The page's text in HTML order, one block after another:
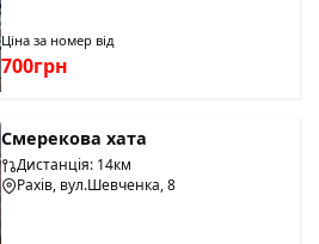
Ціна за номер від
700грн
Смерекова хата
Дистанція: 14км
Рахів, вул.Шевченка, 8